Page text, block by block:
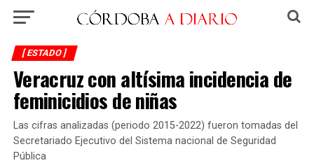
[ ESTADO ]
Veracruz con altísima incidencia de
feminicidios de niñas
Las cifras analizadas (periodo 2015-2022) fueron tomadas del
Secretariado Ejecutivo del Sistema nacional de Seguridad
Pública